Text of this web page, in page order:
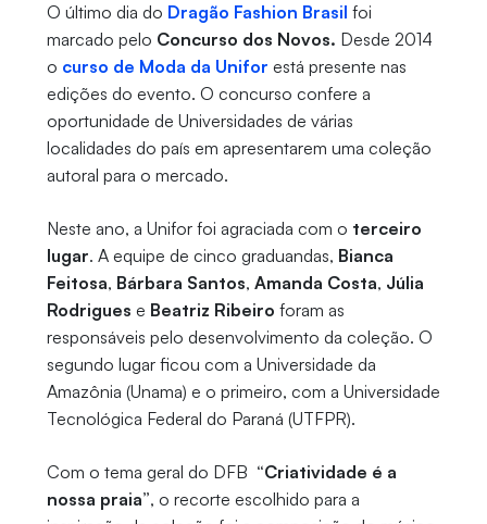
O último dia do Dragão Fashion Brasil foi
marcado pelo Concurso dos Novos. Desde 2014
o curso de Moda da Unifor está presente nas
edições do evento. O concurso confere a
oportunidade de Universidades de várias
localidades do país em apresentarem uma coleção
autoral para o mercado.
Neste ano, a Unifor foi agraciada com o terceiro
lugar. A equipe de cinco graduandas, Bianca
Feitosa, Bárbara Santos, Amanda Costa, Júlia
Rodrigues e Beatriz Ribeiro foram as
responsáveis pelo desenvolvimento da coleção. O
segundo lugar ficou com a Universidade da
Amazônia (Unama) e o primeiro, com a Universidade
Tecnológica Federal do Paraná (UTFPR).
Com o tema geral do DFB “Criatividade é a
nossa praia”, o recorte escolhido para a